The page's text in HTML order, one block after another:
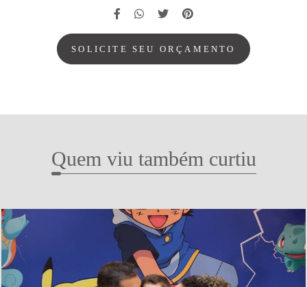
SOLICITE SEU ORÇAMENTO
Quem viu também curtiu